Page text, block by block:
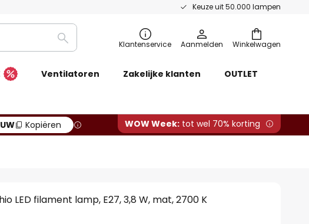
Keuze uit 50.000 lampen
Winkelwagen
Zoeken Klantenservice Aanmelden
Ventilatoren Zakelijke klanten OUTLET
Kopiëren WOW Week: tot wel 70% korting
LED filament lamp, E27, 3,8 W, mat, 2700 K